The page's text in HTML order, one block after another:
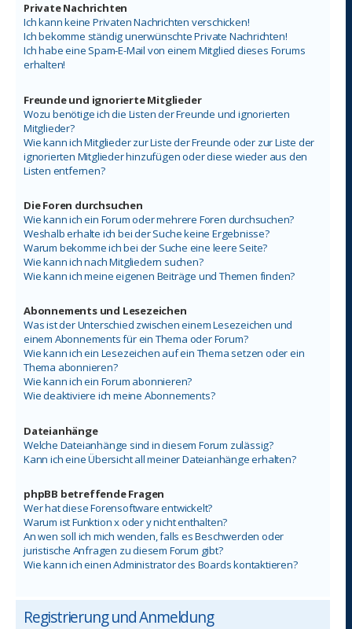
Private Nachrichten
Ich kann keine Privaten Nachrichten verschicken!
Ich bekomme ständig unerwünschte Private Nachrichten!
Ich habe eine Spam-E-Mail von einem Mitglied dieses Forums
erhalten!
Freunde und ignorierte Mitglieder
Wozu benötige ich die Listen der Freunde und ignorierten
Mitglieder?
Wie kann ich Mitglieder zur Liste der Freunde oder zur Liste der
ignorierten Mitglieder hinzufügen oder diese wieder aus den
Listen entfernen?
Die Foren durchsuchen
Wie kann ich ein Forum oder mehrere Foren durchsuchen?
Weshalb erhalte ich bei der Suche keine Ergebnisse?
Warum bekomme ich bei der Suche eine leere Seite?
Wie kann ich nach Mitgliedern suchen?
Wie kann ich meine eigenen Beiträge und Themen finden?
Abonnements und Lesezeichen
Was ist der Unterschied zwischen einem Lesezeichen und
einem Abonnements für ein Thema oder Forum?
Wie kann ich ein Lesezeichen auf ein Thema setzen oder ein
Thema abonnieren?
Wie kann ich ein Forum abonnieren?
Wie deaktiviere ich meine Abonnements?
Dateianhänge
Welche Dateianhänge sind in diesem Forum zulässig?
Kann ich eine Übersicht all meiner Dateianhänge erhalten?
phpBB betreffende Fragen
Wer hat diese Forensoftware entwickelt?
Warum ist Funktion x oder y nicht enthalten?
An wen soll ich mich wenden, falls es Beschwerden oder
juristische Anfragen zu diesem Forum gibt?
Wie kann ich einen Administrator des Boards kontaktieren?
Registrierung und Anmeldung